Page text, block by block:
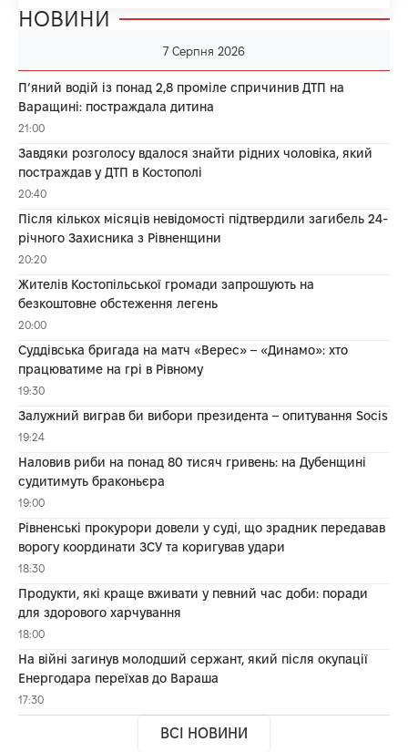
НОВИНИ
7 Серпня 2026
П’яний водій із понад 2,8 проміле спричинив ДТП на
Варащині: постраждала дитина
21:00
Завдяки розголосу вдалося знайти рідних чоловіка, який
постраждав у ДТП в Костополі
20:40
Після кількох місяців невідомості підтвердили загибель 24-
річного Захисника з Рівненщини
20:20
Жителів Костопільської громади запрошують на
безкоштовне обстеження легень
20:00
Суддівська бригада на матч «Верес» – «Динамо»: хто
працюватиме на грі в Рівному
19:30
Залужний виграв би вибори президента – опитування Socis
19:24
Наловив риби на понад 80 тисяч гривень: на Дубенщині
судитимуть браконьєра
19:00
Рівненські прокурори довели у суді, що зрадник передавав
ворогу координати ЗСУ та коригував удари
18:30
Продукти, які краще вживати у певний час доби: поради
для здорового харчування
18:00
На війні загинув молодший сержант, який після окупації
Енергодара переїхав до Вараша
17:30
ВСІ НОВИНИ